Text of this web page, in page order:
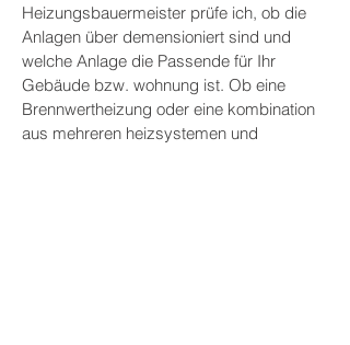
Heizungsbauermeister prüfe ich, ob die
Anlagen über demensioniert sind und
welche Anlage die Passende für Ihr
Gebäude bzw. wohnung ist. Ob eine
Brennwertheizung oder eine kombination
aus mehreren heizsystemen und